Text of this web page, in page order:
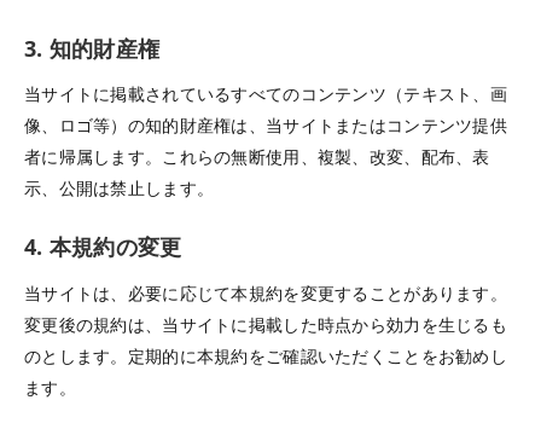
3. 知的財産権
当サイトに掲載されているすべてのコンテンツ（テキスト、画
像、ロゴ等）の知的財産権は、当サイトまたはコンテンツ提供
者に帰属します。これらの無断使用、複製、改変、配布、表
示、公開は禁止します。
4. 本規約の変更
当サイトは、必要に応じて本規約を変更することがあります。
変更後の規約は、当サイトに掲載した時点から効力を生じるも
のとします。定期的に本規約をご確認いただくことをお勧めし
ます。